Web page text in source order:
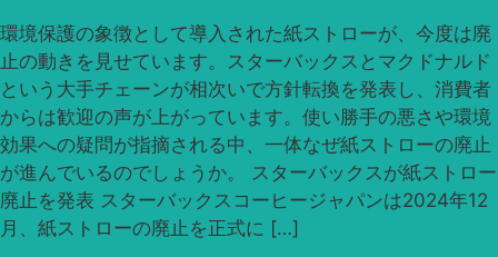
環境保護の象徴として導入された紙ストローが、今度は廃
止の動きを見せています。スターバックスとマクドナルド
という大手チェーンが相次いで方針転換を発表し、消費者
からは歓迎の声が上がっています。使い勝手の悪さや環境
効果への疑問が指摘される中、一体なぜ紙ストローの廃止
が進んでいるのでしょうか。 スターバックスが紙ストロー
廃止を発表 スターバックスコーヒージャパンは2024年12
月、紙ストローの廃止を正式に […]